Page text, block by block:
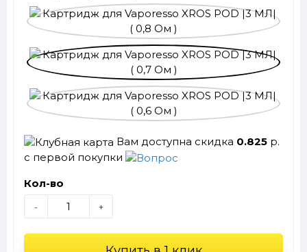
Вам доступна скидка 0.825 р.
с первой покупки
Кол-во
- +